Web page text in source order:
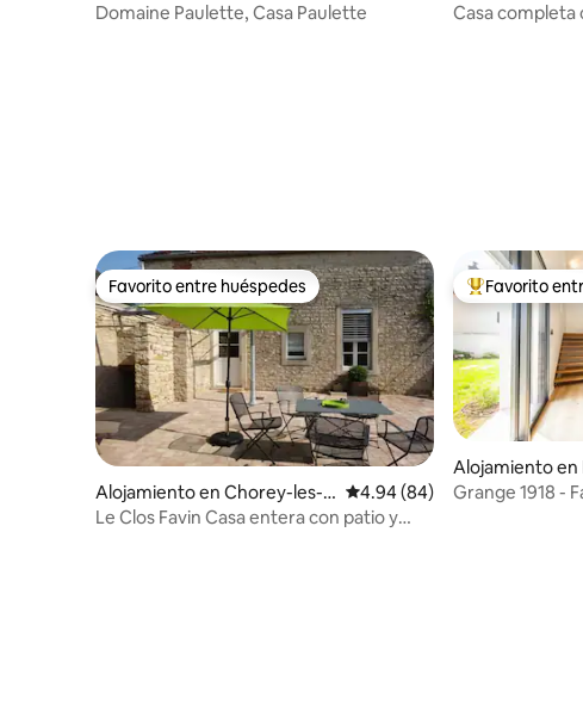
Domaine Paulette, Casa Paulette
Casa completa
Favorito entre huéspedes
Favorito entre huéspedes
Alojamiento en Chorey-les-B
eaune
Calificación promedio: 4.94
4.94 (84)
Le Clos Favin Casa entera con patio y
Favorito entre
Favorito
Alojamiento en
Grange 1918 -